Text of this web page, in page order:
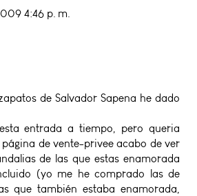
4:46 p. m.
de Salvador Sapena he dado
entrada a tiempo, pero queria
de vente-privee acabo de ver
de las que estas enamorada
(yo me he comprado las de
que también estaba enamorada,